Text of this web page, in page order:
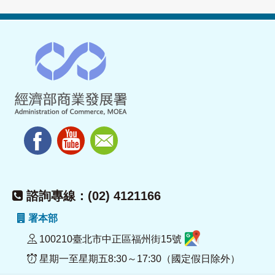
諮詢專線：(02) 4121166
署本部
100210臺北市中正區福州街15號
星期一至星期五8:30～17:30（國定假日除外）